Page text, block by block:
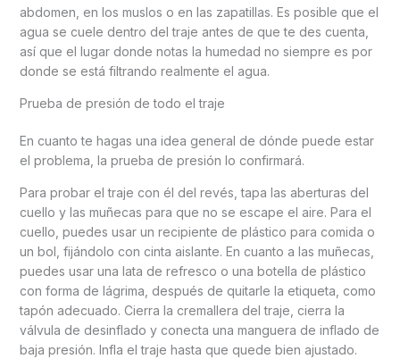
abdomen, en los muslos o en las zapatillas. Es posible que el
agua se cuele dentro del traje antes de que te des cuenta,
así que el lugar donde notas la humedad no siempre es por
donde se está filtrando realmente el agua.
Prueba de presión de todo el traje
En cuanto te hagas una idea general de dónde puede estar
el problema, la prueba de presión lo confirmará.
Para probar el traje con él del revés, tapa las aberturas del
cuello y las muñecas para que no se escape el aire. Para el
cuello, puedes usar un recipiente de plástico para comida o
un bol, fijándolo con cinta aislante. En cuanto a las muñecas,
puedes usar una lata de refresco o una botella de plástico
con forma de lágrima, después de quitarle la etiqueta, como
tapón adecuado. Cierra la cremallera del traje, cierra la
válvula de desinflado y conecta una manguera de inflado de
baja presión. Infla el traje hasta que quede bien ajustado.